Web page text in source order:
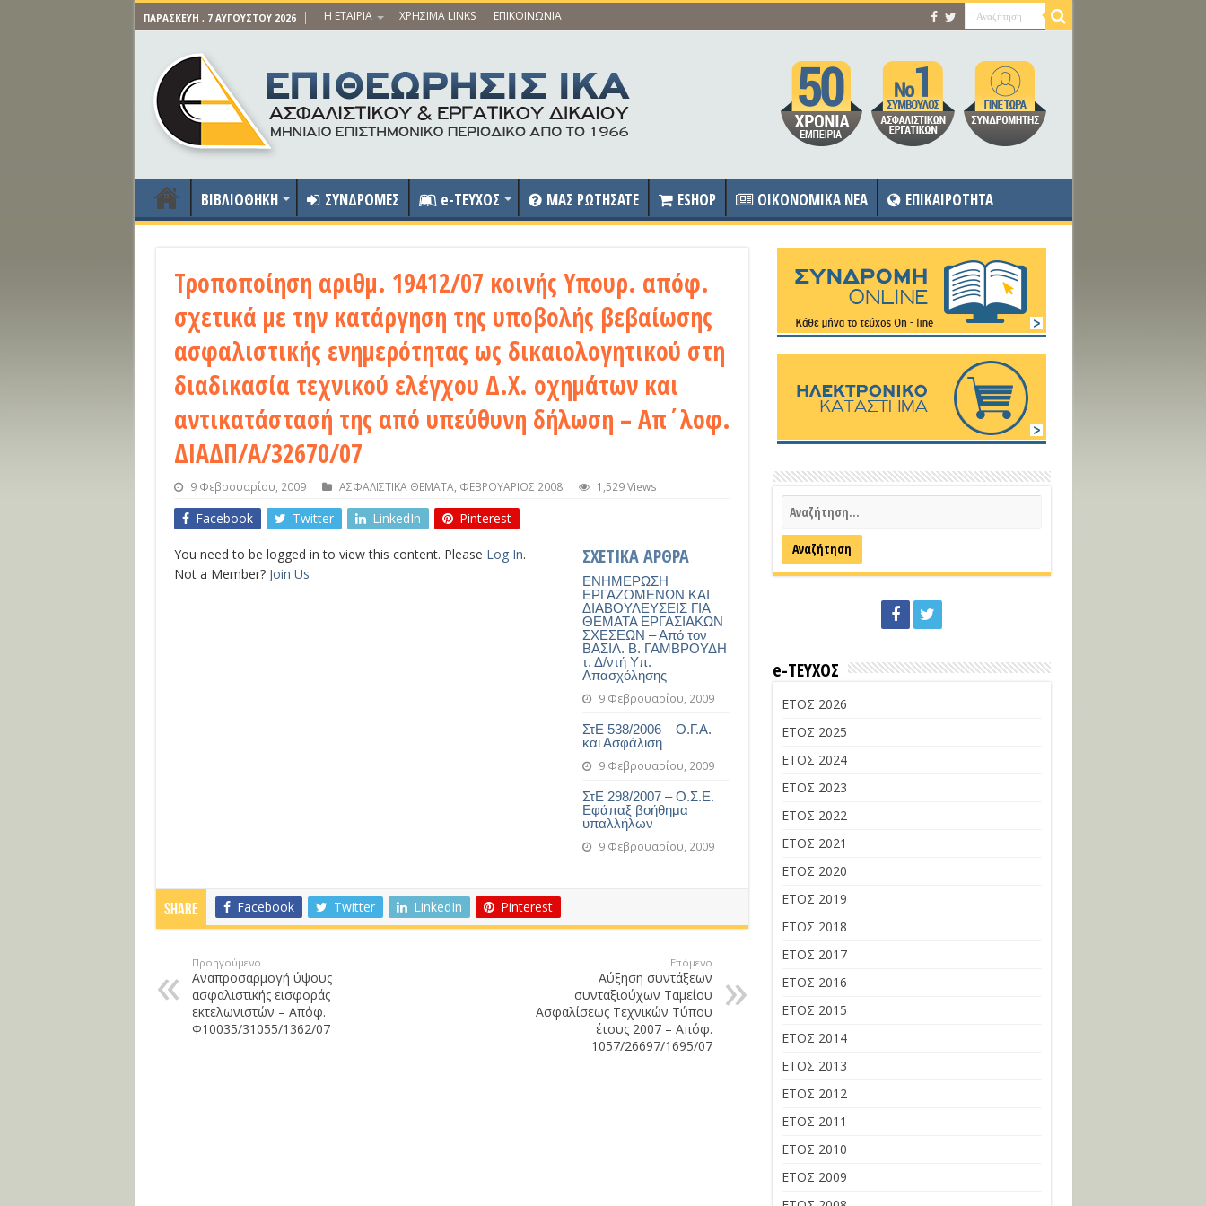
ΠΑΡΑΣΚΕΥΉ , 7 ΑΥΓΟΎΣΤΟΥ 2026 Η ΕΤΑΙΡΙΑ ΧΡΗΣΙΜΑ LINKS ΕΠΙΚΟΙΝΩΝΙΑ
ΒΙΒΛΙΟΘΗΚΗ ΣΥΝΔΡΟΜΕΣ e-ΤΕΥΧΟΣ ΜΑΣ ΡΩΤΗΣΑΤΕ ESHOP OIKONOMIKA NEA ΕΠΙΚΑΙΡΟΤΗΤΑ
Τροποποίηση αριθμ. 19412/07 κοινής Υπουρ. απόφ.
σχετικά με την κατάργηση της υποβολής βεβαίωσης
ασφαλιστικής ενημερότητας ως δικαιολογητικού στη
διαδικασία τεχνικού ελέγχου Δ.Χ. οχημάτων και
αντικατάστασή της από υπεύθυνη δήλωση – Απ΄λοφ.
ΔΙΑΔΠ/Α/32670/07
9 Φεβρουαρίου, 2009 ΑΣΦΑΛΙΣΤΙΚΑ ΘΕΜΑΤΑ ΦΕΒΡΟΥΑΡΙΟΣ 2008 1,529 Views
Facebook Twitter LinkedIn Pinterest
ΣΧΕΤΙΚΑ ΑΡΘΡΑ
ΕΝΗΜΕΡΩΣΗ
ΕΡΓΑΖΟΜΕΝΩΝ ΚΑΙ
ΔΙΑΒΟΥΛΕΥΣΕΙΣ ΓΙΑ
ΘΕΜΑΤΑ ΕΡΓΑΣΙΑΚΩΝ
ΣΧΕΣΕΩΝ – Από τον
ΒΑΣΙΛ. Β. ΓΑΜΒΡΟΥΔΗ
τ. Δ/ντή Υπ.
Απασχόλησης
9 Φεβρουαρίου, 2009
ΣτΕ 538/2006 – Ο.Γ.Α.
και Ασφάλιση
9 Φεβρουαρίου, 2009
ΣτΕ 298/2007 – Ο.Σ.Ε.
Εφάπαξ βοήθημα
υπαλλήλων
9 Φεβρουαρίου, 2009
You need to be logged in to view this content. Please Log In.
Not a Member? Join Us
Share Facebook Twitter LinkedIn Pinterest
Προηγούμενο
Αναπροσαρμογή ύψους
ασφαλιστικής εισφοράς
εκτελωνιστών – Απόφ.
Φ10035/31055/1362/07
Επόμενο
Αύξηση συντάξεων
συνταξιούχων Ταμείου
Ασφαλίσεως Τεχνικών Τύπου
έτους 2007 – Απόφ.
1057/26697/1695/07
e-ΤΕΥΧΟΣ
ΕΤΟΣ 2026
ΕΤΟΣ 2025
ΕΤΟΣ 2024
ΕΤΟΣ 2023
ΕΤΟΣ 2022
ΕΤΟΣ 2021
ΕΤΟΣ 2020
ΕΤΟΣ 2019
ΕΤΟΣ 2018
ΕΤΟΣ 2017
ΕΤΟΣ 2016
ΕΤΟΣ 2015
ΕΤΟΣ 2014
ΕΤΟΣ 2013
ΕΤΟΣ 2012
ΕΤΟΣ 2011
ΕΤΟΣ 2010
ΕΤΟΣ 2009